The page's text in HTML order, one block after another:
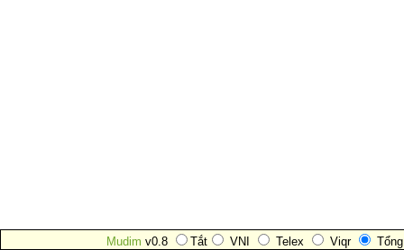
Mudim v0.8 Tắt VNI Telex Viqr